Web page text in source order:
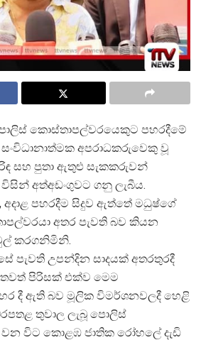
කොස්තාපල්වරයෙකුට පහරදීමේ
අපරාධකරුවෙකු වූ
සහ පුතා ඇතුළු සැකකරුවන්
අත්අඩංගුවට ගනු ලැබීය.
පහරදීම සිදුව ඇත්තේ මධුෂ්ගේ
අතර පැවති බව කියන
කරගනිමිනි.
පැවති උපන්දින සාදයක් අතරතුරදී
තවත් පිරිසක් එක්ව මෙම
දී ඇති බව මූලික විමර්ශනවලදී හෙළි
තුවාල ලැබූ පොලිස්
විට කොළඹ ජාතික රෝහලේ දැඩි